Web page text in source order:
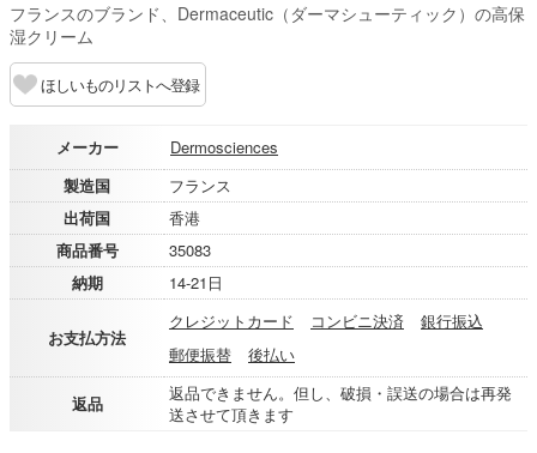
フランスのブランド、Dermaceutic（ダーマシューティック）の高保
湿クリーム
ほしいものリストへ登録
メーカー
Dermosciences
製造国
フランス
出荷国
香港
商品番号
35083
納期
14-21日
お支払方法
クレジットカード コンビニ決済
銀行振込
郵便振替
後払い
返品
返品できません。但し、破損・誤送の場合は再発
送させて頂きます